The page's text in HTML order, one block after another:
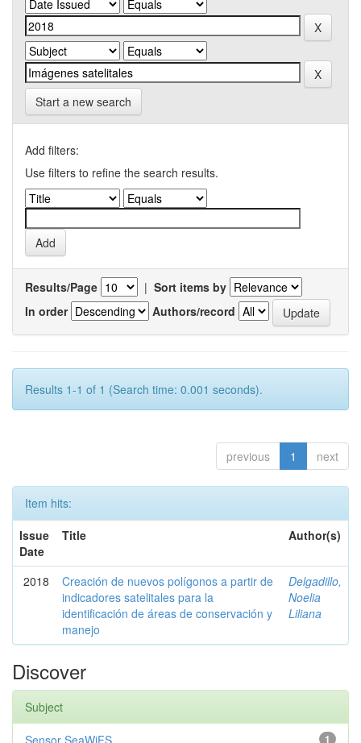
Start a new search
Add filters:
Use filters to refine the search results.
Results/Page | Sort items by
In order
Authors/record
Results 1-1 of 1 (Search time: 0.001 seconds).
previous 1 next
Item hits:
Issue
Date
Title Author(s)
2018
Creación de nuevos polígonos a partir de
indicadores satelitales para la
identificación de áreas de conservación y
manejo
Delgadillo,
Noelia
Liliana
Discover
Subject
1
Sensor SeaWiFS